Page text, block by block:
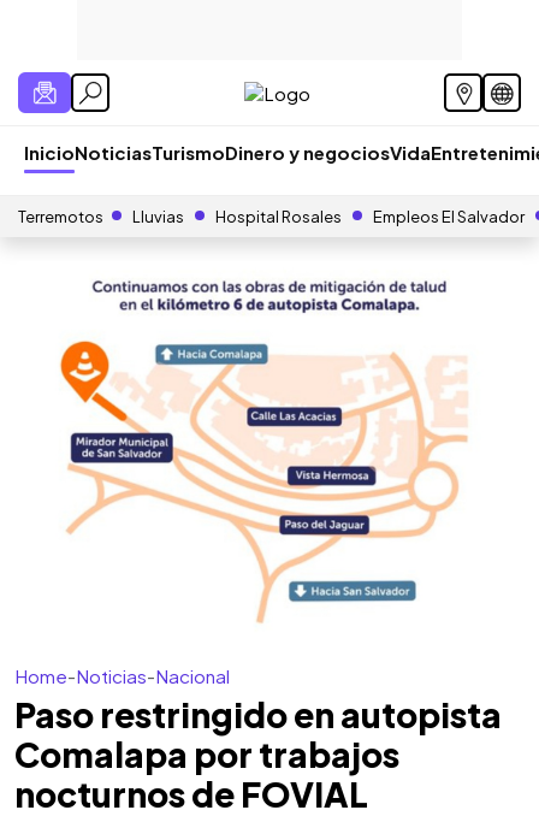
InicioNoticiasTurismoDinero y negociosVida
Terremotos Lluvias Hospital Rosales Empleos El Salvador
Home-Noticias-Nacional
Paso restringido en autopista
Comalapa por trabajos
nocturnos de FOVIAL